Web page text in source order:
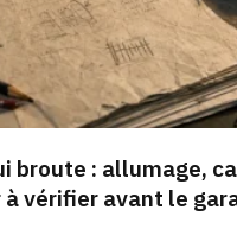
broute : allumage,
à vérifier avant le